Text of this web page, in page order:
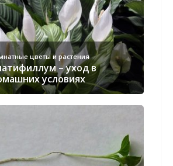
цветы и растения
– уход в
условиях